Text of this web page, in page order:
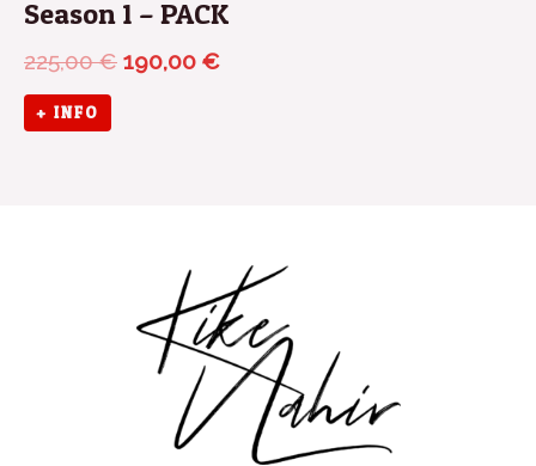
Season 1 – PACK
225,00€ 190,00 €
+ INFO